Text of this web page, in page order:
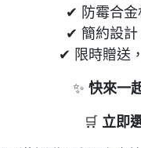
✔ 防霉合金
✔ 簡約設計
✔ 限時贈送
✨ 快來一
🛒 立即